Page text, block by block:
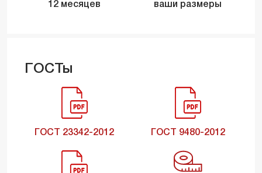
12 месяцев
ваши размеры
ГОСТы
ГОСТ 23342-2012 ГОСТ 9480-2012